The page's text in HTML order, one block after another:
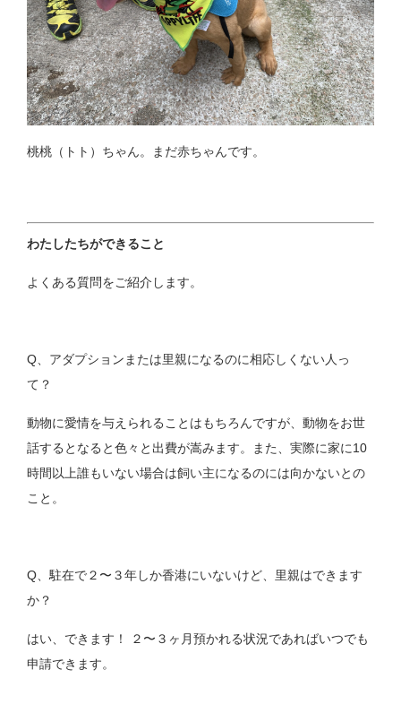
桃桃（トト）ちゃん。まだ赤ちゃんです。
わたしたちができること
よくある質問をご紹介します。
Q、アダプションまたは里親になるのに相応しくない人っ
て？
動物に愛情を与えられることはもちろんですが、動物をお世
話するとなると色々と出費が嵩みます。また、実際に家に10
時間以上誰もいない場合は飼い主になるのには向かないとの
こと。
Q、駐在で２〜３年しか香港にいないけど、里親はできます
か？
はい、できます！ ２〜３ヶ月預かれる状況であればいつでも
申請できます。